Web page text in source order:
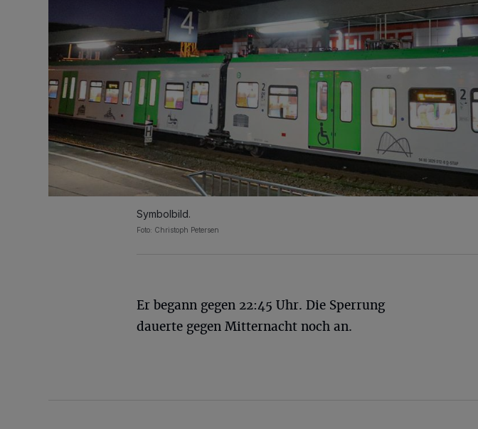
Symbolbild.
Foto: Christoph Petersen
Er begann gegen 22:45 Uhr. Die Sperrung
dauerte gegen Mitternacht noch an.